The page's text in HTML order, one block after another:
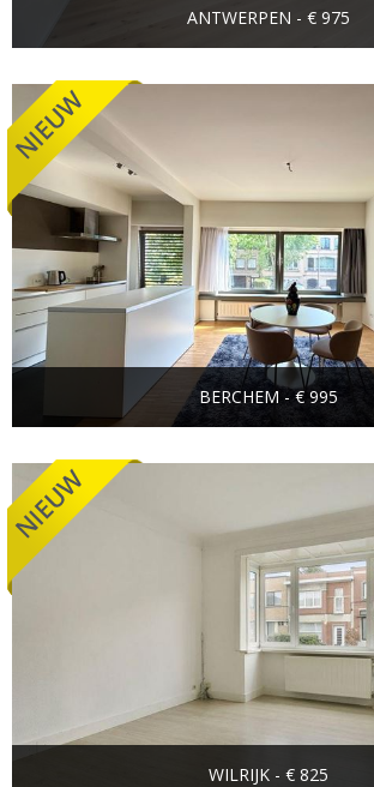
ANTWERPEN - € 975
BERCHEM - € 995
WILRIJK - € 825